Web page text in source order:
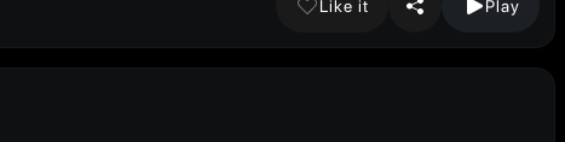
Like it Play